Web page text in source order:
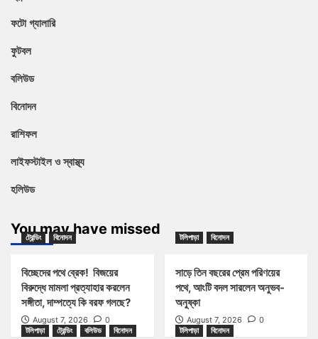
ফটো গ্যালারি
ফুটবল
বলিউড
বিনোদন
রাশিফল
লাইফস্টাইল ও স্বাস্থ্য
হলিউড
You may have missed
ট্রেন্ডিং বিনোদন
বিচ্ছেদের পথে ব্রেক! বিজয়ের
বিরুদ্ধে মামলা প্রত্যাহার করলেন
সঙ্গীতা, দাম্পত্যে কি বরফ গলছে?
August 7, 2026 0
টলিপাড়া বিনোদন
সাড়ে তিন বছরের প্রেম পরিণয়ের
পথে, আংটি বদল সারলেন অনুভব-
অনুষ্কা
August 7, 2026
0
টলিপাড়া
ট্রেন্ডিং বলিউড বিনোদন টলিপাড়া বিনোদন